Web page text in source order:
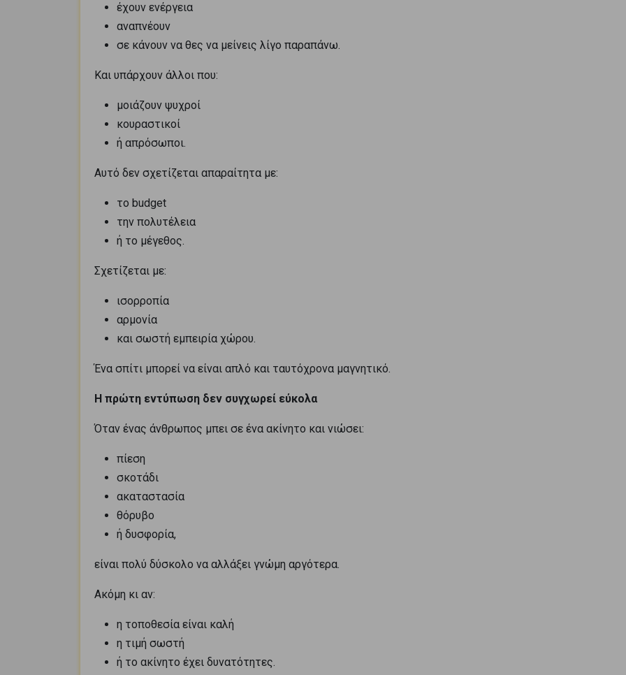
έχουν ενέργεια
αναπνέουν
σε κάνουν να θες να μείνεις λίγο παραπάνω.
Και υπάρχουν άλλοι που:
μοιάζουν ψυχροί
κουραστικοί
ή απρόσωποι.
Αυτό δεν σχετίζεται απαραίτητα με:
το budget
την πολυτέλεια
ή το μέγεθος.
Σχετίζεται με:
ισορροπία
αρμονία
και σωστή εμπειρία χώρου.
Ένα σπίτι μπορεί να είναι απλό και ταυτόχρονα μαγνητικό.
Η πρώτη εντύπωση δεν συγχωρεί εύκολα
Όταν ένας άνθρωπος μπει σε ένα ακίνητο και νιώσει:
πίεση
σκοτάδι
ακαταστασία
θόρυβο
ή δυσφορία,
είναι πολύ δύσκολο να αλλάξει γνώμη αργότερα.
Ακόμη κι αν:
η τοποθεσία είναι καλή
η τιμή σωστή
ή το ακίνητο έχει δυνατότητες.